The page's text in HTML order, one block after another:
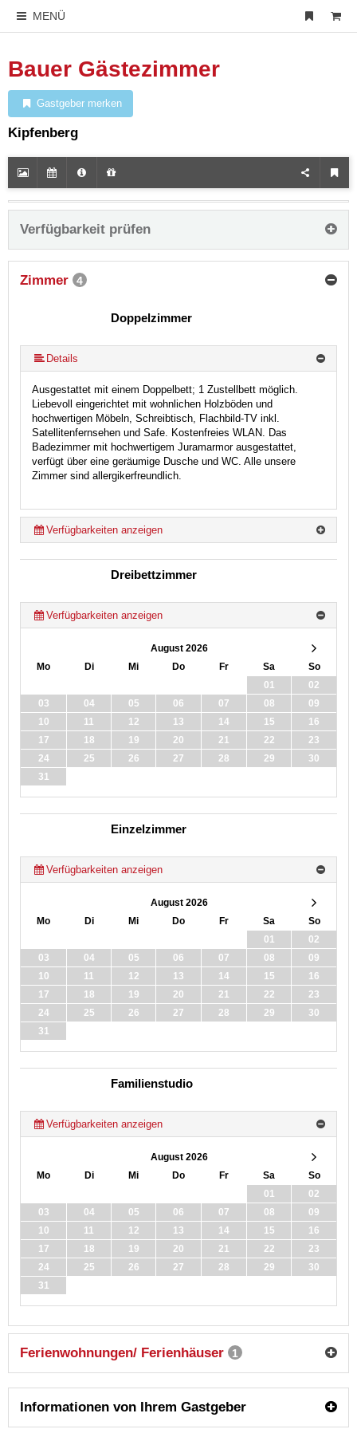
MENÜ
Bauer Gästezimmer
Gastgeber merken
Kipfenberg
Verfügbarkeit prüfen
Zimmer 4
Doppelzimmer
Details
Ausgestattet mit einem Doppelbett; 1 Zustellbett möglich.
Liebevoll eingerichtet mit wohnlichen Holzböden und
hochwertigen Möbeln, Schreibtisch, Flachbild-TV inkl.
Satellitenfernsehen und Safe. Kostenfreies WLAN. Das
Badezimmer mit hochwertigem Juramarmor ausgestattet,
verfügt über eine geräumige Dusche und WC. Alle unsere
Zimmer sind allergikerfreundlich.
Verfügbarkeiten anzeigen
Dreibettzimmer
Verfügbarkeiten anzeigen
August 2026
Mo
Di Mi Do Fr Sa
So
01
02
03
04 05 06 07 08
09
10
11 12 13 14 15
16
17
18 19 20 21 22
23
24
25 26 27 28 29
30
31
Einzelzimmer
Verfügbarkeiten anzeigen
August 2026
Mo
Di Mi Do Fr Sa
So
01
02
03
04 05 06 07 08
09
10
11 12 13 14 15
16
17
18 19 20 21 22
23
24
25 26 27 28 29
30
31
Familienstudio
Verfügbarkeiten anzeigen
August 2026
Mo
Di Mi Do Fr Sa
So
01
02
03
04 05 06 07 08
09
10
11 12 13 14 15
16
17
18 19 20 21 22
23
24
25 26 27 28 29
30
31
Ferienwohnungen/ Ferienhäuser 1
Informationen von Ihrem Gastgeber